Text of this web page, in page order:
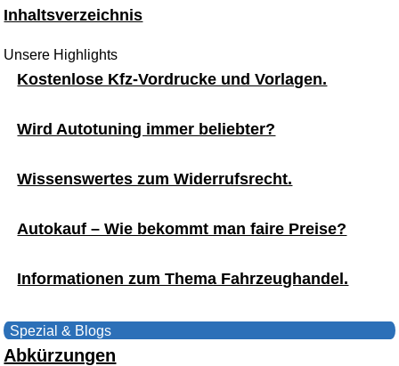
Inhaltsverzeichnis
Unsere Highlights
Kostenlose Kfz-Vordrucke und Vorlagen.
Wird Autotuning immer beliebter?
Wissenswertes zum Widerrufsrecht.
Autokauf – Wie bekommt man faire Preise?
Informationen zum Thema Fahrzeughandel.
Spezial & Blogs
Abkürzungen